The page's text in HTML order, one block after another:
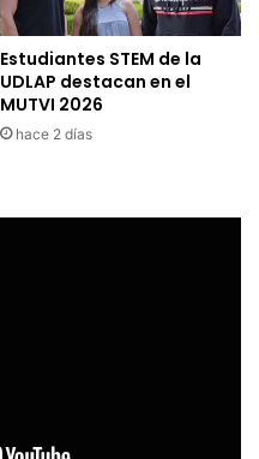
Estudiantes STEM de la
UDLAP destacan en el
MUTVI 2026
hace 2 días